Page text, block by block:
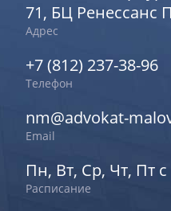
71, БЦ Ренессанс
Адрес
+7 (812) 237-38-96
Телефон
nm@advokat-
Email
Пн, Вт, Ср, Чт, Пт с
Расписание